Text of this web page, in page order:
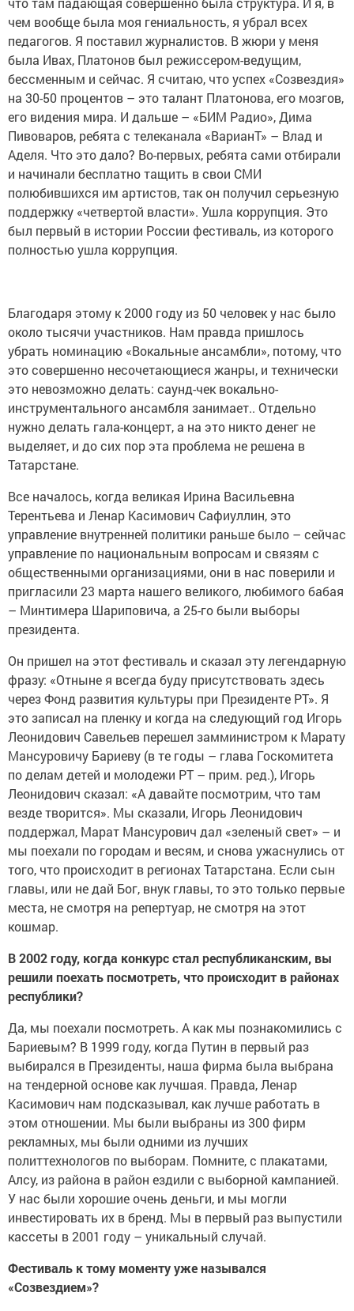
чем вообще была моя гениальность, я убрал всех
педагогов. Я поставил журналистов. В жюри у меня
была Ивах, Платонов был режиссером-ведущим,
бессменным и сейчас. Я считаю, что успех «Созвездия»
на 30-50 процентов – это талант Платонова, его мозгов,
его видения мира. И дальше – «БИМ Радио», Дима
Пивоваров, ребята с телеканала «ВарианТ» – Влад и
Аделя. Что это дало? Во-первых, ребята сами отбирали
и начинали бесплатно тащить в свои СМИ
полюбившихся им артистов, так он получил серьезную
поддержку «четвертой власти». Ушла коррупция. Это
был первый в истории России фестиваль, из которого
полностью ушла коррупция.
Благодаря этому к 2000 году из 50 человек у нас было
около тысячи участников. Нам правда пришлось
убрать номинацию «Вокальные ансамбли», потому, что
это совершенно несочетающиеся жанры, и технически
это невозможно делать: саунд-чек вокально-
инструментального ансамбля занимает.. Отдельно
нужно делать гала-концерт, а на это никто денег не
выделяет, и до сих пор эта проблема не решена в
Татарстане.
Все началось, когда великая Ирина Васильевна
Терентьева и Ленар Касимович Сафиуллин, это
управление внутренней политики раньше было – сейчас
управление по национальным вопросам и связям с
общественными организациями, они в нас поверили и
пригласили 23 марта нашего великого, любимого бабая
– Минтимера Шариповича, а 25-го были выборы
президента.
Он пришел на этот фестиваль и сказал эту легендарную
фразу: «Отныне я всегда буду присутствовать здесь
через Фонд развития культуры при Президенте РТ». Я
это записал на пленку и когда на следующий год Игорь
Леонидович Савельев перешел замминистром к Марату
Мансуровичу Бариеву (в те годы – глава Госкомитета
по делам детей и молодежи РТ – прим. ред.), Игорь
Леонидович сказал: «А давайте посмотрим, что там
везде творится». Мы сказали, Игорь Леонидович
поддержал, Марат Мансурович дал «зеленый свет» – и
мы поехали по городам и весям, и снова ужаснулись от
того, что происходит в регионах Татарстана. Если сын
главы, или не дай Бог, внук главы, то это только первые
места, не смотря на репертуар, не смотря на этот
кошмар.
В 2002 году, когда конкурс стал республиканским, вы
решили поехать посмотреть, что происходит в районах
республики?
Да, мы поехали посмотреть. А как мы познакомились с
Бариевым? В 1999 году, когда Путин в первый раз
выбирался в Президенты, наша фирма была выбрана
на тендерной основе как лучшая. Правда, Ленар
Касимович нам подсказывал, как лучше работать в
этом отношении. Мы были выбраны из 300 фирм
рекламных, мы были одними из лучших
политтехнологов по выборам. Помните, с плакатами,
Алсу, из района в район ездили с выборной кампанией.
У нас были хорошие очень деньги, и мы могли
инвестировать их в бренд. Мы в первый раз выпустили
кассеты в 2001 году – уникальный случай.
Фестиваль к тому моменту уже назывался
«Созвездием»?